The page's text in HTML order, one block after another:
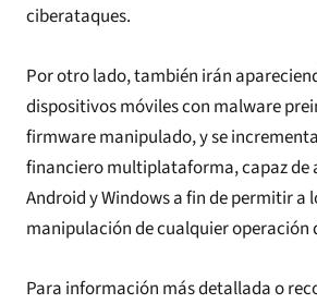
ciberataques.
Por otro lado, también irán
dispositivos móviles con malware
firmware manipulado, y se
financiero multiplataforma, capaz de
Android y Windows a fin de permitir a
manipulación de cualquier operación
Para información más detallada o